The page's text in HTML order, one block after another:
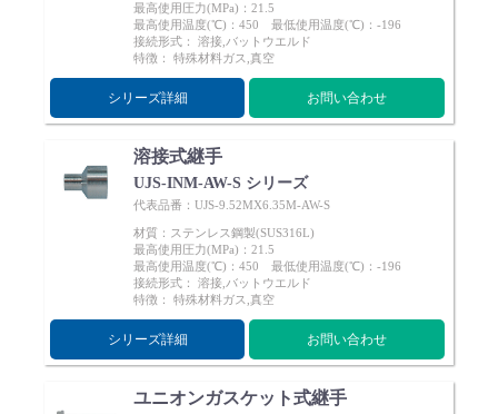
最高使用圧力(MPa)：21.5
最高使用温度(℃)：450 最低使用温度(℃)：-196
接続形式： 溶接,バットウエルド
特徴： 特殊材料ガス,真空
シリーズ詳細 お問い合わせ
溶接式継手
UJS-INM-AW-S シリーズ
代表品番：UJS-9.52MX6.35M-AW-S
材質：ステンレス鋼製(SUS316L)
最高使用圧力(MPa)：21.5
最高使用温度(℃)：450 最低使用温度(℃)：-196
接続形式： 溶接,バットウエルド
特徴： 特殊材料ガス,真空
シリーズ詳細 お問い合わせ
ユニオンガスケット式継手